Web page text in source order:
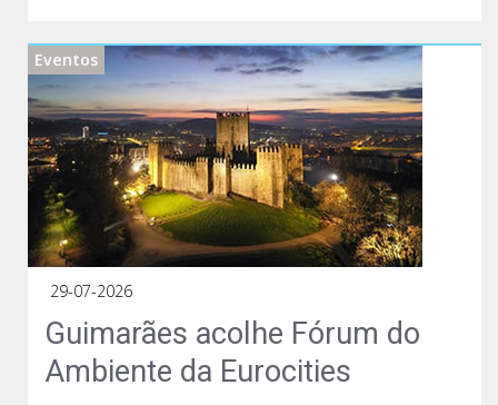
Eventos
29-07-2026
Guimarães acolhe Fórum do
Ambiente da Eurocities